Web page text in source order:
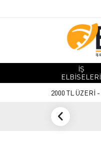
İŞ
ELBİSELERİ
2000 TL ÜZERİ -